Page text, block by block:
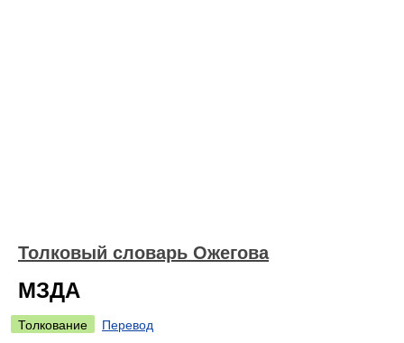
Толковый словарь Ожегова
МЗДА
Толкование
Перевод